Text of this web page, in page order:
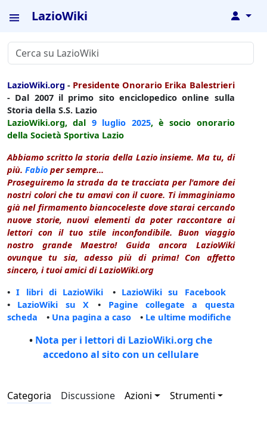
LazioWiki ↓
LazioWiki.org - Presidente Onorario Erika Balestrieri
- Dal 2007 il primo sito enciclopedico online sulla
Storia della S.S. Lazio
LazioWiki.org, dal 9 luglio 2025, è socio onorario
della Società Sportiva Lazio
Abbiamo scritto la storia della Lazio insieme. Ma tu, di
più. Fabio per sempre...
Proseguiremo la strada da te tracciata per l'amore dei
nostri colori che tu amavi con il cuore. Ti immaginiamo
già nel firmamento biancoceleste dove starai cercando
nuove storie, nuovi elementi da poter raccontare ai
lettori con il tuo stile inconfondibile. Buon viaggio
nostro grande Maestro! Guida ancora LazioWiki
ovunque tu sia, adesso più di prima! Con affetto
sincero, i tuoi amici di LazioWiki.org
•I libri di LazioWiki • LazioWiki su Facebook
• LazioWiki su X • Pagine collegate a questa
scheda • Una pagina a caso • Le ultime modifiche
• Nota per i lettori di LazioWiki.org che
accedono al sito con un cellulare
Categoria Discussione Azioni Strumenti